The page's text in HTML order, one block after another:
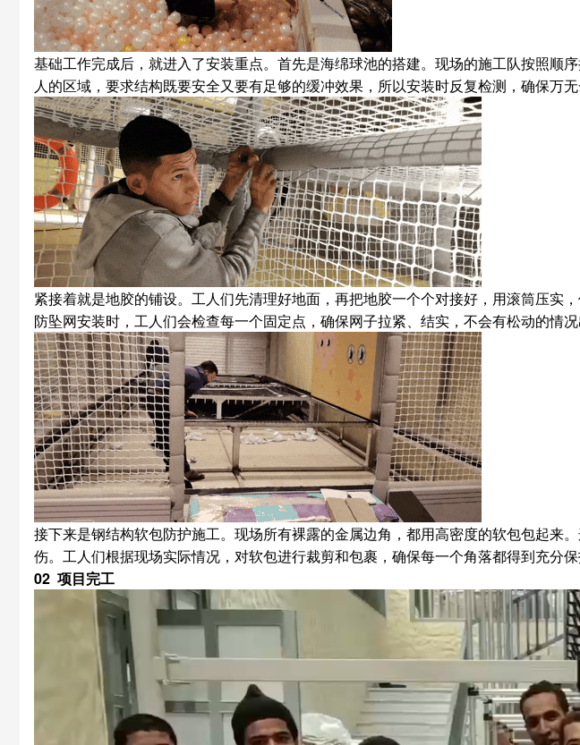
基础工作完成后，就进入了安装重点。首先是海绵球池的搭建。现场的施工队按照顺
人的区域，要求结构既要安全又要有足够的缓冲效果，所以安装时反复检测，确保万无
紧接着就是地胶的铺设。工人们先清理好地面，再把地胶一个个对接好，用滚筒压实
防坠网安装时，工人们会检查每一个固定点，确保网子拉紧、结实，不会有松动的情况
接下来是钢结构软包防护施工。现场所有裸露的金属边角，都用高密度的软包包起来
伤。工人们根据现场实际情况，对软包进行裁剪和包裹，确保每一个角落都得到充分保
02 项目完工